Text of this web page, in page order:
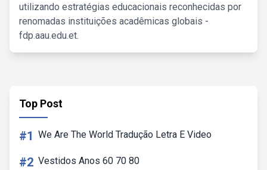
utilizando estratégias educacionais reconhecidas por
renomadas instituições acadêmicas globais -
fdp.aau.edu.et.
Top Post
#1 We Are The World Tradução Letra E Video
#2 Vestidos Anos 60 70 80